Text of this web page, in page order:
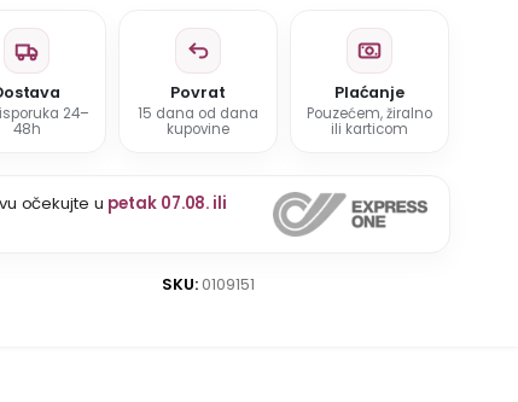
24–
48h
Povrat
15 dana od dana
kupovine
Plaćanje
Pouzećem, žiralno
ili karticom
očekujte u petak 07.08. ili
SKU: 0109151